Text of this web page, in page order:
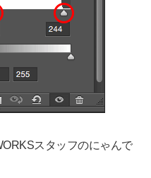
スタッフのにゃんで